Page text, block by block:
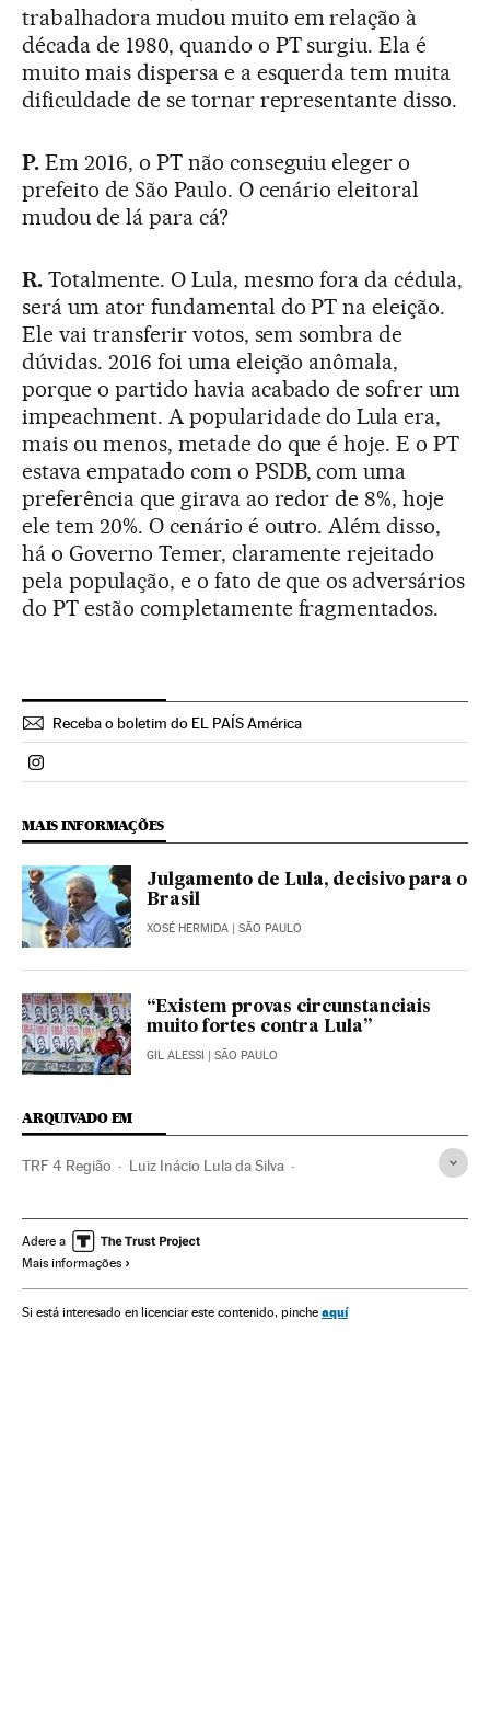
trabalhadora mudou muito em relação à
década de 1980, quando o PT surgiu. Ela é
muito mais dispersa e a esquerda tem muita
dificuldade de se tornar representante disso.
P.Em 2016, o PT não conseguiu eleger o
prefeito de São Paulo. O cenário eleitoral
mudou de lá para cá?
R.Totalmente. O Lula, mesmo fora da cédula,
será um ator fundamental do PT na eleição.
Ele vai transferir votos, sem sombra de
dúvidas. 2016 foi uma eleição anômala,
porque o partido havia acabado de sofrer um
impeachment. A popularidade do Lula era,
mais ou menos, metade do que é hoje. E o PT
estava empatado com o PSDB, com uma
preferência que girava ao redor de 8%, hoje
ele tem 20%. O cenário é outro. Além disso,
há o Governo Temer, claramente rejeitado
pela população, e o fato de que os adversários
do PT estão completamente fragmentados.
Receba o boletim do EL PAÍS América
Politica El País Brasil en Instagram
MAIS INFORMAÇÕES
Julgamento de Lula, decisivo para o
Brasil
XOSÉ HERMIDA | SÃO PAULO
“Existem provas circunstanciais
muito fortes contra Lula”
GIL ALESSI | SÃO PAULO
ARQUIVADO EM
TRF 4 Região Luiz Inácio Lula da Silva
Eleições Brasil 2018 Justiça Federal
Eleições Brasil
Caixa dois Brasil Polícia Corrupção Eleições
Adere a
Mais informações
Si está interesado en licenciar este contenido, pinche aquí